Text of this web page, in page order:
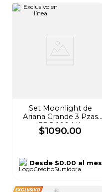
9.
mochila
Set Moonlight de
Ariana Grande 3 Pzas
EDP 100 ML
$1090.00
Desde$0.00 al mes